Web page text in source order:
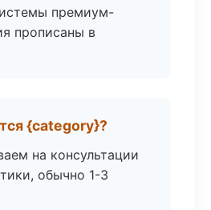
премиум-
прописаны в
{category}?
на консультации
обычно 1-3